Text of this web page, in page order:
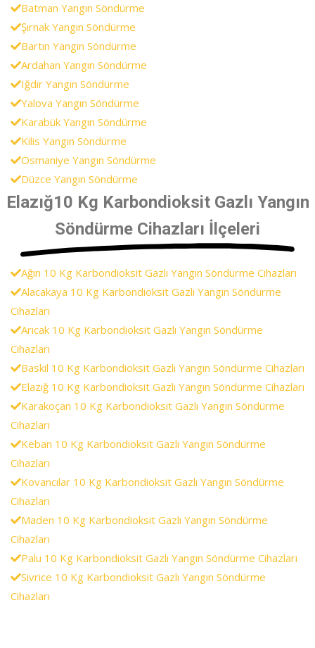
Batman Yangın Söndürme
Şırnak Yangın Söndürme
Bartın Yangın Söndürme
Ardahan Yangın Söndürme
Iğdır Yangın Söndürme
Yalova Yangın Söndürme
Karabük Yangın Söndürme
Kilis Yangın Söndürme
Osmaniye Yangın Söndürme
Düzce Yangın Söndürme
Elazığ10 Kg Karbondioksit Gazlı Yangın
Söndürme Cihazları İlçeleri
Ağın 10 Kg Karbondioksit Gazlı Yangın Söndürme Cihazları
Alacakaya 10 Kg Karbondioksit Gazlı Yangın Söndürme
Cihazları
Arıcak 10 Kg Karbondioksit Gazlı Yangın Söndürme
Cihazları
Baskil 10 Kg Karbondioksit Gazlı Yangın Söndürme Cihazları
Elazığ 10 Kg Karbondioksit Gazlı Yangın Söndürme Cihazları
Karakoçan 10 Kg Karbondioksit Gazlı Yangın Söndürme
Cihazları
Keban 10 Kg Karbondioksit Gazlı Yangın Söndürme
Cihazları
Kovancılar 10 Kg Karbondioksit Gazlı Yangın Söndürme
Cihazları
Maden 10 Kg Karbondioksit Gazlı Yangın Söndürme
Cihazları
Palu 10 Kg Karbondioksit Gazlı Yangın Söndürme Cihazları
Sivrice 10 Kg Karbondioksit Gazlı Yangın Söndürme
Cihazları